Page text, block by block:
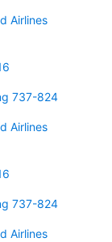
Airlines
737-824
Airlines
737-824
Airlines